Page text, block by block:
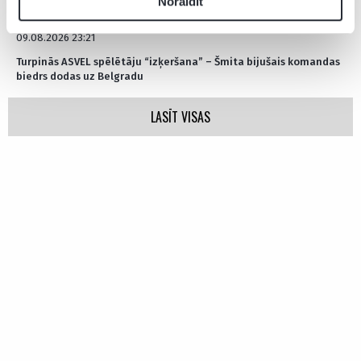
09.08.2026 23:21
Turpinās ASVEL spēlētāju “izķeršana” – Šmita bijušais komandas
biedrs dodas uz Belgradu
LASĪT VISAS